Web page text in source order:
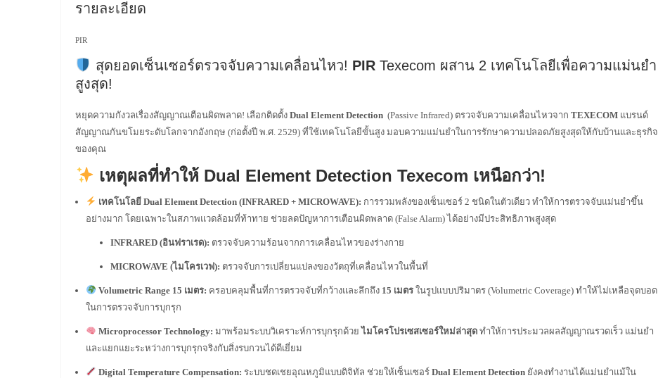
รายละเอียด
PIR
สุดยอดเซ็นเซอร์ตรวจจับความเคลื่อนไหว! PIRTexecom ผสาน 2 เทคโนโลยีเพื่อความแม่นยำ
สูงสุด!
หยุดความกังวลเรื่องสัญญาณเตือนผิดพลาด! เลือกติดตั้ง Dual Element Detection (Passive Infrared) ตรวจจับความเคลื่อนไหวจาก TEXECOM แบรนด์
สัญญาณกันขโมยระดับโลกจากอังกฤษ (ก่อตั้งปี พ.ศ. 2529) ที่ใช้เทคโนโลยีขั้นสูง มอบความแม่นยำในการรักษาความปลอดภัยสูงสุดให้กับบ้านและธุรกิจ
ของคุณ
เหตุผลที่ทำให้ Dual Element Detection Texecom เหนือกว่า!
เทคโนโลยี Dual Element Detection (INFRARED + MICROWAVE): การรวมพลังของเซ็นเซอร์ 2 ชนิดในตัวเดียว ทำให้การตรวจจับแม่นยำขึ้น
อย่างมาก โดยเฉพาะในสภาพแวดล้อมที่ท้าทาย ช่วยลดปัญหาการเตือนผิดพลาด (False Alarm) ได้อย่างมีประสิทธิภาพสูงสุด
INFRARED (อินฟราเรด): ตรวจจับความร้อนจากการเคลื่อนไหวของร่างกาย
MICROWAVE (ไมโครเวฟ): ตรวจจับการเปลี่ยนแปลงของวัตถุที่เคลื่อนไหวในพื้นที่
Volumetric Range 15 เมตร: ครอบคลุมพื้นที่การตรวจจับที่กว้างและลึกถึง 15 เมตรในรูปแบบปริมาตร (Volumetric Coverage) ทำให้ไม่เหลือจุดบอด
ในการตรวจจับการบุกรุก
Microprocessor Technology: มาพร้อมระบบวิเคราะห์การบุกรุกด้วยไมโครโปรเซสเซอร์ใหม่ล่าสุดทำให้การประมวลผลสัญญาณรวดเร็ว แม่นยำ
และแยกแยะระหว่างการบุกรุกจริงกับสิ่งรบกวนได้ดีเยี่ยม
Digital Temperature Compensation: ระบบชดเชยอุณหภูมิแบบดิจิทัล ช่วยให้เซ็นเซอร์ Dual Element Detection ยังคงทำงานได้แม่นยำแม้ใน